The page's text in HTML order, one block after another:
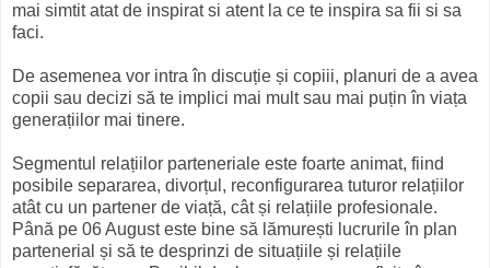
mai simtit atat de inspirat si atent la ce te inspira sa fii si sa
faci.
De asemenea vor intra în discuție și copiii, planuri de a avea
copii sau decizi să te implici mai mult sau mai puțin în viața
generațiilor mai tinere.
Segmentul relațiilor parteneriale este foarte animat, fiind
posibile separarea, divorțul, reconfigurarea tuturor relațiilor
atât cu un partener de viață, cât și relațiile profesionale.
Până pe 06 August este bine să lămurești lucrurile în plan
partenerial și să te desprinzi de situațiile și relațiile